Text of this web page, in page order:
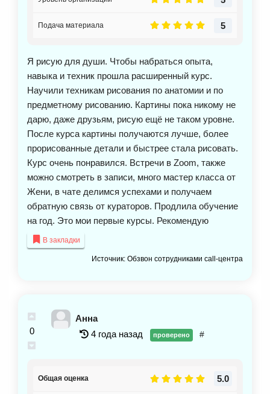
продуктивнее обучаться. Рекомендую.
5
Подача материала
Я рисую для души. Чтобы набраться опыта,
навыка и техник прошла расширенный курс.
Научили техникам рисования по анатомии и по
предметному рисованию. Картины пока никому не
дарю, даже друзьям, рисую ещё не таком уровне.
После курса картины получаются лучше, более
прорисованные детали и быстрее стала рисовать.
Курс очень понравился. Встречи в Zoom, также
можно смотреть в записи, много мастер класса от
Жени, в чате делимся успехами и получаем
обратную связь от кураторов. Продлила обучение
на год. Это мои первые курсы. Рекомендую
В закладки
Источник: Обзвон сотрудниками call-центра
0
Анна
4 года назад
проверено #
5.0
Общая оценка